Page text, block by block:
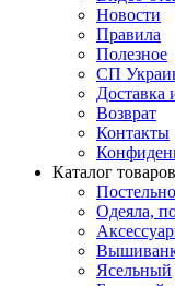
Новости
Правила
Полезное
СП
Доставка
Возврат
Контакты
Каталог товаров
Одеяла,
Ясельный